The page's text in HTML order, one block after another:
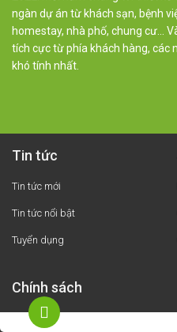
ngàn dự án từ khách sạn, bệnh
homestay, nhà phố, chung cư…
tích cực từ phía khách hàng, các
khó tính nhất.
Tin tức
Tin tức mới
Tin tức nổi bật
Tuyển dụng
Chính sách
Hướng dẫn đặt hàng